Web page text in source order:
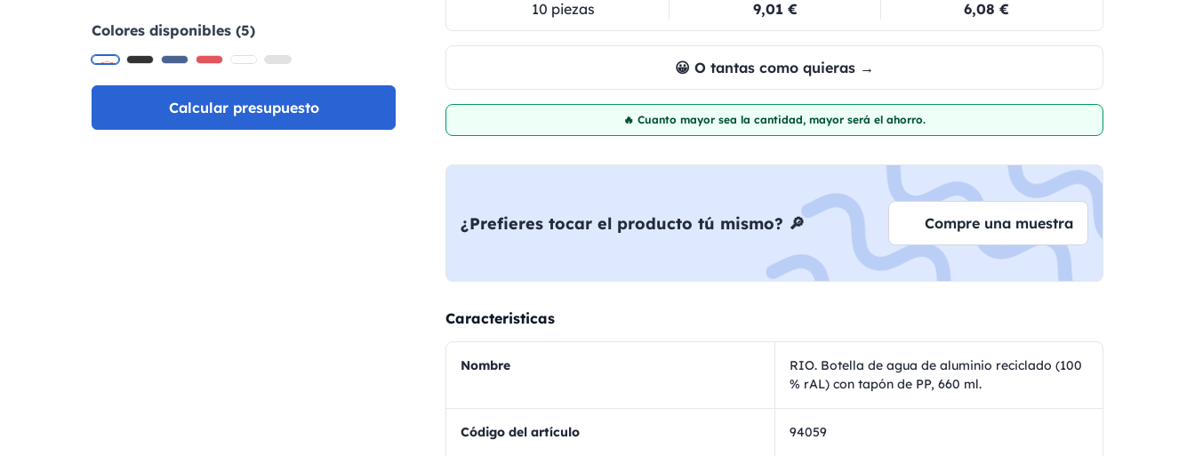
Colores disponibles (5)
Calcular presupuesto
10 piezas 9,01 € 6,08 €
😀 O tantas como quieras →
🔥 Cuanto mayor sea la cantidad, mayor será el ahorro.
¿Prefieres tocar el producto tú mismo? 🔎 Compre una muestra
Caracteristicas
Nombre
RIO. Botella de agua de aluminio reciclado (100
% rAL) con tapón de PP, 660 ml.
Código del artículo 94059